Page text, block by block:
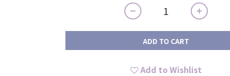
ADD TO CART
Add to Wishlist